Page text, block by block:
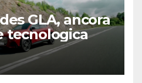
GLA, ancora
tecnologica